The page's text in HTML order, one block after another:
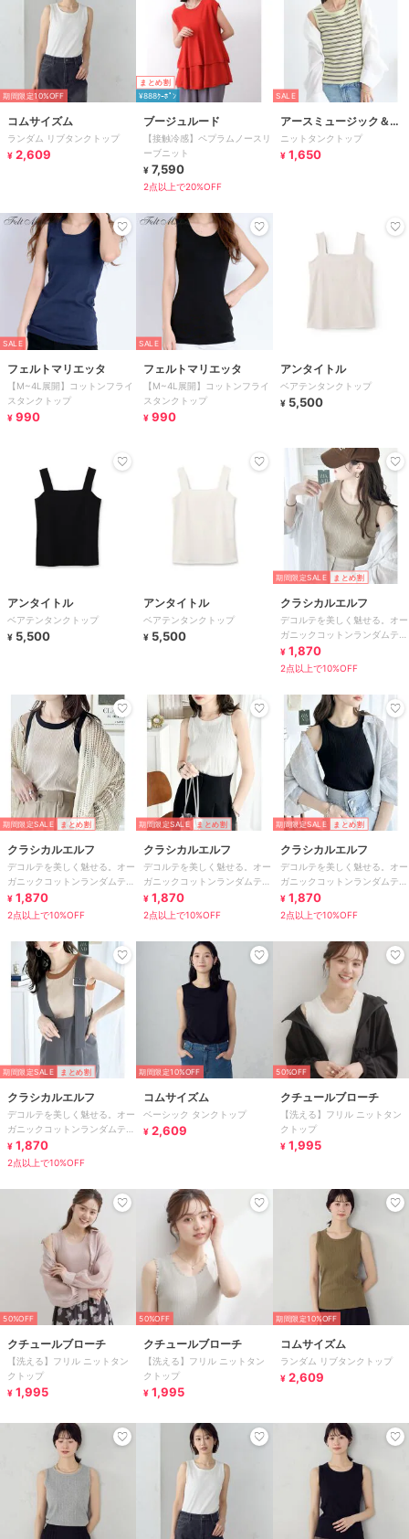
期間限定10%OFF
コムサイズム
ランダム リブタンクトップ
¥ 2,609
まとめ割
¥888ｸｰﾎﾟﾝ
ブージュルード
【接触冷感】ペプラムノースリ
ーブニット
¥ 7,590
2点以上で20%OFF
SALE
アースミュージック＆エ
コロジー
ニットタンクトップ
¥ 1,650
SALE
フェルトマリエッタ
【M~4L展開】コットンフライ
スタンクトップ
¥ 990
SALE
フェルトマリエッタ
【M~4L展開】コットンフライ
スタンクトップ
¥ 990
アンタイトル
ベアテンタンクトップ
¥ 5,500
アンタイトル
ベアテンタンクトップ
¥ 5,500
アンタイトル
ベアテンタンクトップ
¥ 5,500
期間限定SALE まとめ割
クラシカルエルフ
デコルテを美しく魅せる。オー
ガニックコットンランダムテレ
コアソートタンクトップ
¥ 1,870
2点以上で10%OFF
期間限定SALE まとめ割
クラシカルエルフ
デコルテを美しく魅せる。オー
ガニックコットンランダムテレ
コアソートタンクトップ
¥ 1,870
2点以上で10%OFF
期間限定SALE まとめ割
クラシカルエルフ
デコルテを美しく魅せる。オー
ガニックコットンランダムテレ
コアソートタンクトップ
¥ 1,870
2点以上で10%OFF
期間限定SALE まとめ割
クラシカルエルフ
デコルテを美しく魅せる。オー
ガニックコットンランダムテレ
コアソートタンクトップ
¥ 1,870
2点以上で10%OFF
期間限定SALE まとめ割
クラシカルエルフ
デコルテを美しく魅せる。オー
ガニックコットンランダムテレ
コアソートタンクトップ
¥ 1,870
2点以上で10%OFF
期間限定10%OFF
コムサイズム
ベーシック タンクトップ
¥ 2,609
50%OFF
クチュールブローチ
【洗える】フリル ニットタン
クトップ
¥ 1,995
50%OFF
クチュールブローチ
【洗える】フリル ニットタン
クトップ
¥ 1,995
50%OFF
クチュールブローチ
【洗える】フリル ニットタン
クトップ
¥ 1,995
期間限定10%OFF
コムサイズム
ランダム リブタンクトップ
¥ 2,609